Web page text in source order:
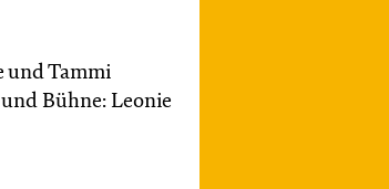
und Tammi
und Bühne: Leonie